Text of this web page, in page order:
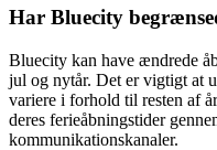
Har Bluecity
Bluecity kan have ændrede
jul og nytår. Det er vigtigt at
variere i forhold til resten af
deres ferieåbningstider
kommunikationskanaler.